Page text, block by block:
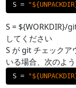
S =
S = ${WORKDIR}/
してください
S が git チェックア
いる場合、次のよ
S =